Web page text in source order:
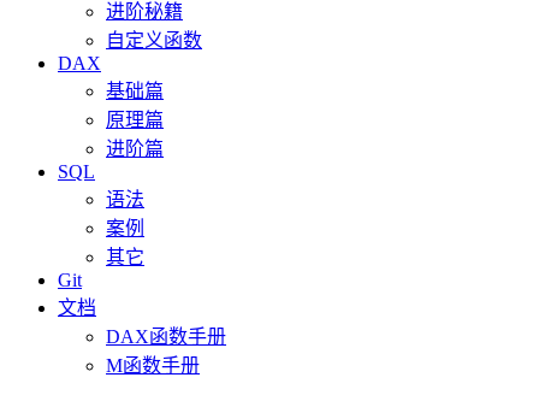
进阶秘籍
自定义函数
DAX
基础篇
原理篇
进阶篇
SQL
语法
案例
其它
Git
文档
DAX函数手册
M函数手册